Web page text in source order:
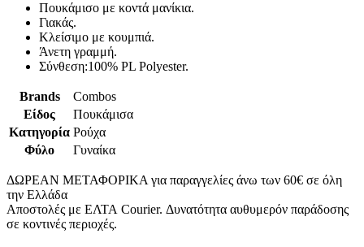
Πουκάμισο με κοντά μανίκια.
Γιακάς.
Κλείσιμο με κουμπιά.
Άνετη γραμμή.
Σύνθεση:100% PL Polyester.
Brands
Combos
Είδος
Πουκάμισα
Κατηγορία Ρούχα
Φύλο
Γυναίκα
ΔΩΡΕΑΝ ΜΕΤΑΦΟΡΙΚΑ για παραγγελίες άνω των 60€ σε όλη
την Ελλάδα
Αποστολές με ΕΛΤΑ Courier. Δυνατότητα αυθυμερόν παράδοσης
σε κοντινές περιοχές.